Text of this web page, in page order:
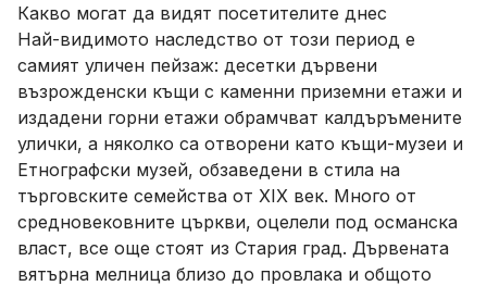
Какво могат да видят посетителите днес
Най-видимото наследство от този период е
самият уличен пейзаж: десетки дървени
възрожденски къщи с каменни приземни етажи и
издадени горни етажи обрамчват калдъръмените
улички, а няколко са отворени като къщи-музеи и
Етнографски музей, обзаведени в стила на
търговските семейства от XIX век. Много от
средновековните църкви, оцелели под османска
власт, все още стоят из Стария град. Дървената
вятърна мелница близо до провлака и общото